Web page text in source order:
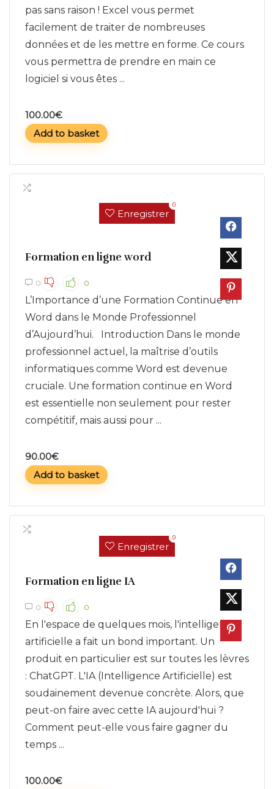
pas sans raison ! Excel vous permet
facilement de traiter de nombreuses
données et de les mettre en forme. Ce cours
vous permettra de prendre en main ce
logiciel si vous êtes ...
100.00€
Add to basket
Enregistrer
0
Formation en ligne word
0 0
L’Importance d’une Formation Continue en
Word dans le Monde Professionnel
d’Aujourd’hui. Introduction Dans le monde
professionnel actuel, la maîtrise d’outils
informatiques comme Word est devenue
cruciale. Une formation continue en Word
est essentielle non seulement pour rester
compétitif, mais aussi pour ...
90.00€
Add to basket
Enregistrer
0
Formation en ligne IA
0 0
En l'espace de quelques mois, l'intelligence
artificielle a fait un bond important. Un
produit en particulier est sur toutes les lèvres
: ChatGPT. L'IA (Intelligence Artificielle) est
soudainement devenue concrète. Alors, que
peut-on faire avec cette IA aujourd'hui ?
Comment peut-elle vous faire gagner du
temps ...
100.00€